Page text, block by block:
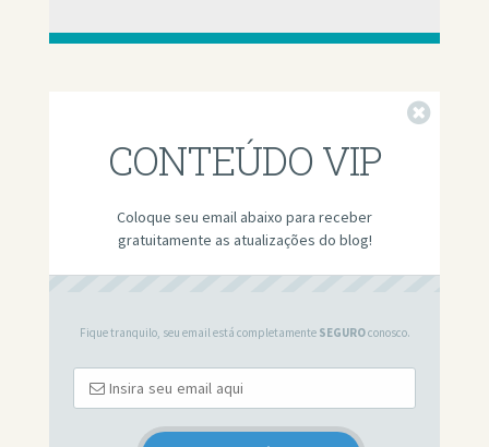
CONTEÚDO VIP
Coloque seu email abaixo para receber
gratuitamente as atualizações do blog!
Fique tranquilo, seu email está completamente SEGUROconosco.